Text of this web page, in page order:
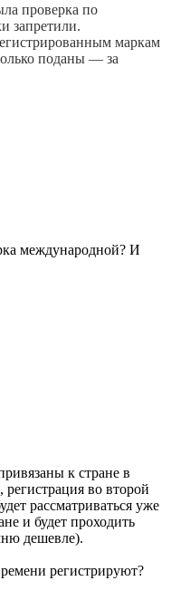
проверка по
запретили.
маркам
поданы — за
международной? И
к стране в
во второй
рассматриваться уже
и будет проходить
дешевле).
регистрируют?